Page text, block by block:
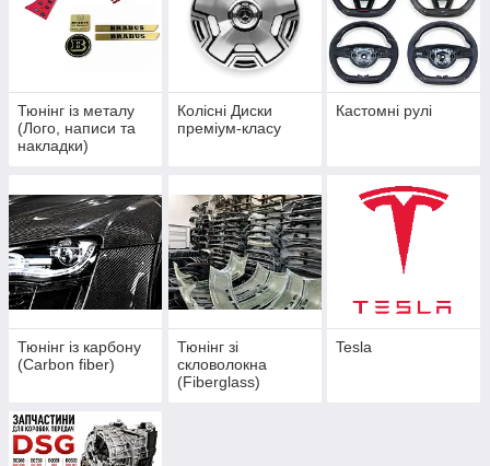
Тюнінг із металу
(Лого, написи та
накладки)
Колісні Диски
преміум-класу
Кастомні рулі
Тюнінг із карбону
(Carbon fiber)
Тюнінг зі
скловолокна
(Fiberglass)
Tesla